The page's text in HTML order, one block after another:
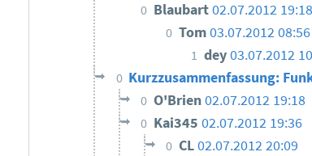
0 Blaubart02.07.2012 19:18
0 Tom03.07.2012 08:56
1 dey03.07.2012
0 Kurzzusammenfassung:
0 O'Brien02.07.2012 19:18
0 Kai34502.07.2012 19:36
0 CL02.07.2012 20:09